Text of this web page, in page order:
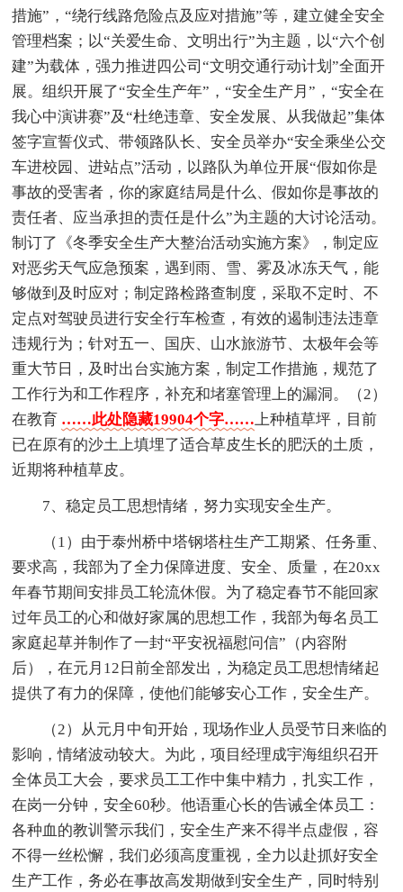
措施”，“绕行线路危险点及应对措施”等，建立健全安全
管理档案；以“关爱生命、文明出行”为主题，以“六个创
建”为载体，强力推进四公司“文明交通行动计划”全面开
展。组织开展了“安全生产年”，“安全生产月”，“安全在
我心中演讲赛”及“杜绝违章、安全发展、从我做起”集体
签字宣誓仪式、带领路队长、安全员举办“安全乘坐公交
车进校园、进站点”活动，以路队为单位开展“假如你是
事故的受害者，你的家庭结局是什么、假如你是事故的
责任者、应当承担的责任是什么”为主题的大讨论活动。
制订了《冬季安全生产大整治活动实施方案》，制定应
对恶劣天气应急预案，遇到雨、雪、雾及冰冻天气，能
够做到及时应对；制定路检路查制度，采取不定时、不
定点对驾驶员进行安全行车检查，有效的遏制违法违章
违规行为；针对五一、国庆、山水旅游节、太极年会等
重大节日，及时出台实施方案，制定工作措施，规范了
工作行为和工作程序，补充和堵塞管理上的漏洞。（2）
在教育 ……此处隐藏19904个字…… 上种植草坪，目前
已在原有的沙土上填埋了适合草皮生长的肥沃的土质，
近期将种植草皮。
7、稳定员工思想情绪，努力实现安全生产。
（1）由于泰州桥中塔钢塔柱生产工期紧、任务重、
要求高，我部为了全力保障进度、安全、质量，在20xx
年春节期间安排员工轮流休假。为了稳定春节不能回家
过年员工的心和做好家属的思想工作，我部为每名员工
家庭起草并制作了一封“平安祝福慰问信”（内容附
后），在元月12日前全部发出，为稳定员工思想情绪起
提供了有力的保障，使他们能够安心工作，安全生产。
（2）从元月中旬开始，现场作业人员受节日来临的
影响，情绪波动较大。为此，项目经理成宇海组织召开
全体员工大会，要求员工工作中集中精力，扎实工作，
在岗一分钟，安全60秒。他语重心长的告诫全体员工：
各种血的教训警示我们，安全生产来不得半点虚假，容
不得一丝松懈，我们必须高度重视，全力以赴抓好安全
生产工作，务必在事故高发期做到安全生产，同时特别